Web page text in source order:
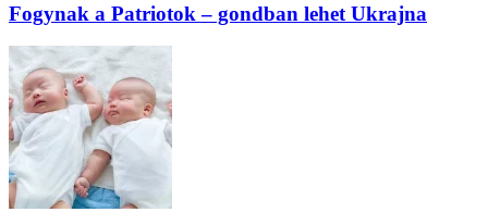
Fogynak a Patriotok – gondban lehet Ukrajna